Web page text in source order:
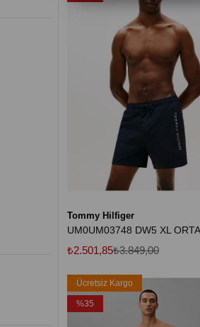
Tommy Hilfiger
₺2.501,85₺3.849,00
Ücretsiz Kargo
%35